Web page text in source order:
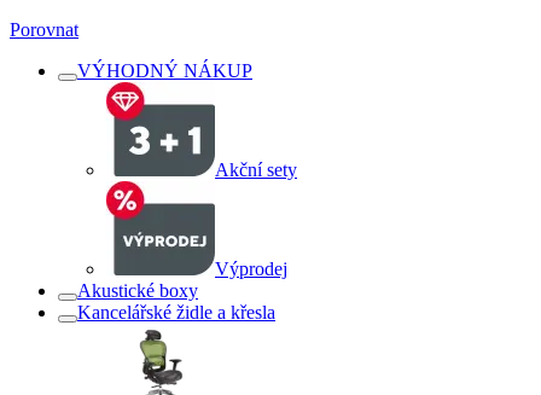
Porovnat
VÝHODNÝ NÁKUP
Akční sety
Výprodej
Akustické boxy
Kancelářské židle a křesla